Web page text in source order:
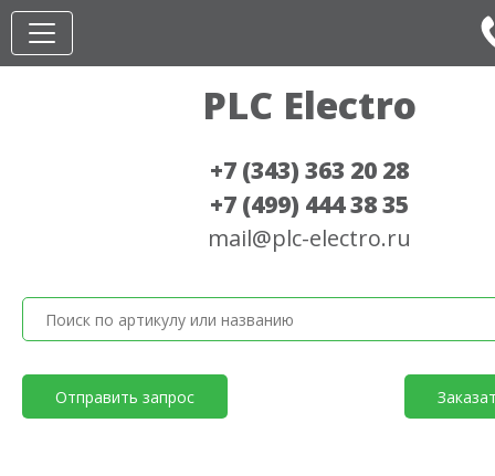
PLC Electro
+7 (343) 363 20 28
+7 (499) 444 38 35
mail@plc-electro.ru
Отправить запрос